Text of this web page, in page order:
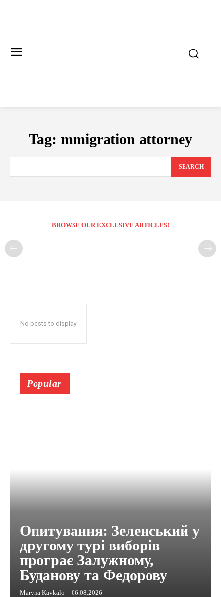
Tag: mmigration attorney
SEARCH
BROWSE OUR EXCLUSIVE ARTICLES!
No posts to display
Popular
Опитування: Зеленський у
другому турі виборів
програє Залужному,
Буданову та Федорову
Maryna Kavkalo - 06.08.2026